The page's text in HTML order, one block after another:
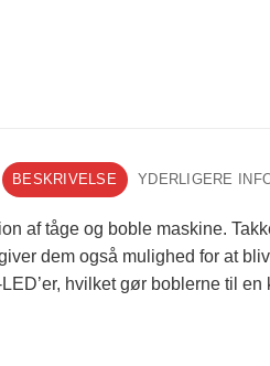
BESKRIVELSE YDERLIGERE
af tåge og boble maskine.
dem også mulighed for at
hvilket gør boblerne til en